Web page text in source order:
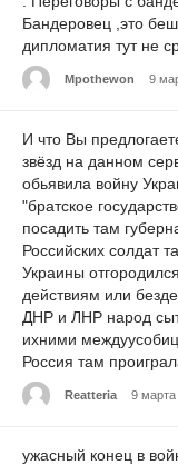
Бандеровец ,это
дипломатия тут не
Mpothewon 9
И что Вы
звёзд на данном
обьявила войну
"братское
посадить там
Российских солдат
Украины
действиям или
ДНР и ЛНР народ
ихними
Россия там
Reatteria 9 марта
ужасный конец в